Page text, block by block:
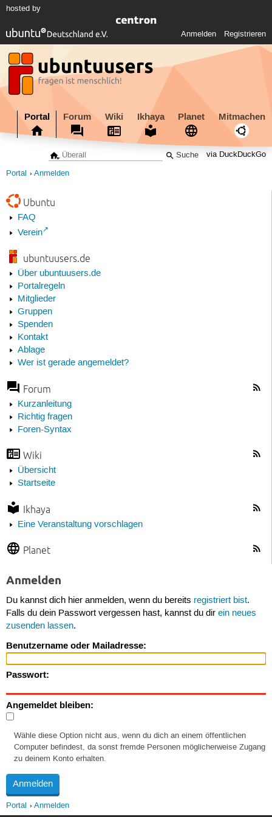
hosted by
Anmelden Registrieren
Portal Forum Wiki Ikhaya Planet Mitmachen
via DuckDuckGo
Portal Anmelden
Ubuntu
FAQ
Verein
ubuntuusers.de
Über ubuntuusers.de
Portalregeln
Mitglieder
Gruppen
Spenden
Kontakt
Ablage
Wer ist gerade angemeldet?
Forum
Kurzanleitung
Richtig fragen
Foren-Syntax
Wiki
Übersicht
Startseite
Ikhaya
Eine Veranstaltung vorschlagen
Planet
Anmelden
Du kannst dich hier anmelden, wenn du bereits registriert bist.
Falls du dein Passwort vergessen hast, kannst du dir ein neues
zusenden lassen.
Benutzername oder Mailadresse:
Passwort:
Angemeldet bleiben:
Wähle diese Option nicht aus, wenn du dich an einem öffentlichen
Computer befindest, da sonst fremde Personen möglicherweise Zugang
zu deinem Konto erhalten.
Portal Anmelden